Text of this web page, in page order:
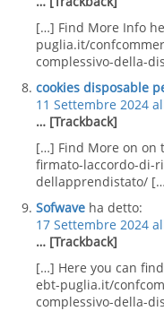
[…] Find More Info
puglia.it/
complessivo-della-
cookies disposable
11 Settembre 2024
… [Trackback]
[…] Find More on on
firmato-laccordo-di-
dellapprendistato/
Sofwave ha detto:
17 Settembre 2024
… [Trackback]
[…] Here you can
ebt-puglia.it/
complessivo-della-